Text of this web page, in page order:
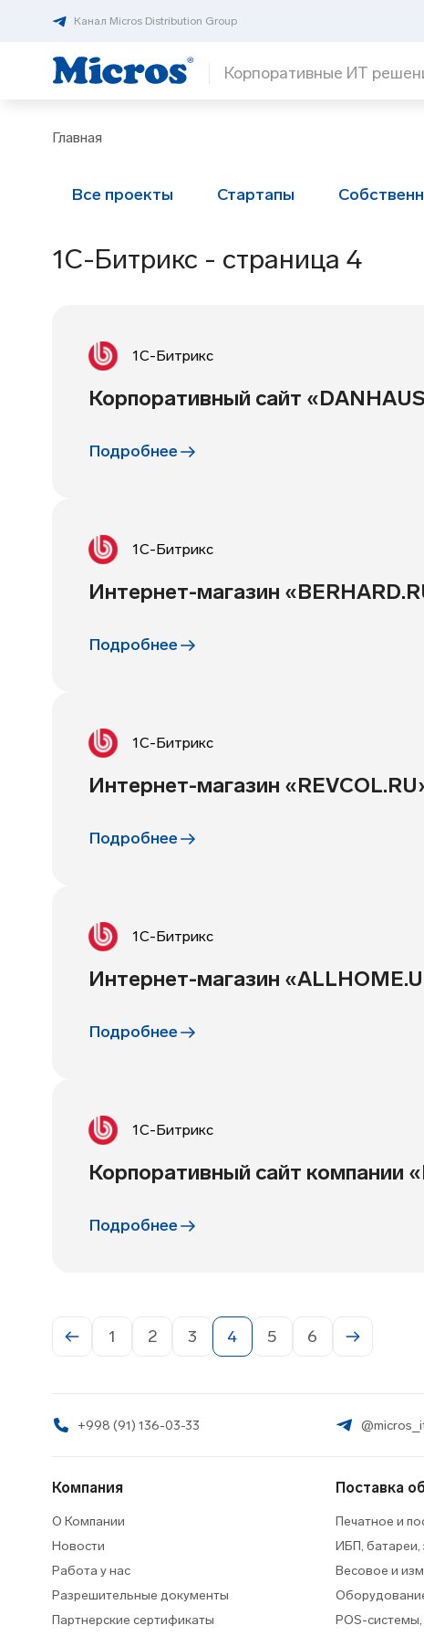
Канал Micros Distribution Group
Корпоративные ИТ
Главная
Все проекты Стартапы
1С-Битрикс - страница 4
1С-Битрикс
Корпоративный сайт
Подробнее
1С-Битрикс
Интернет-магазин
Подробнее
1С-Битрикс
Интернет-магазин
Подробнее
1С-Битрикс
Интернет-магазин
Подробнее
1С-Битрикс
Корпоративный сайт компании
Подробнее
1 2 3 4 5 6
+998 (91) 136-03-33
Компания
О Компании
Новости
Работа у нас
Разрешительные документы
Партнерские сертификаты
Поставка
Печатное и
ИБП,
Весовое и
POS-